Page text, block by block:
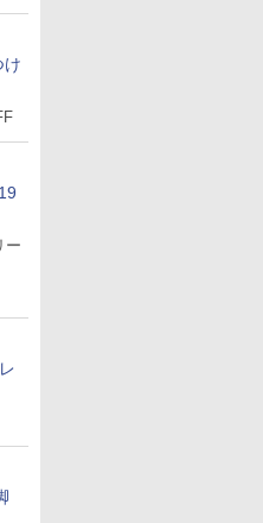
け
ー